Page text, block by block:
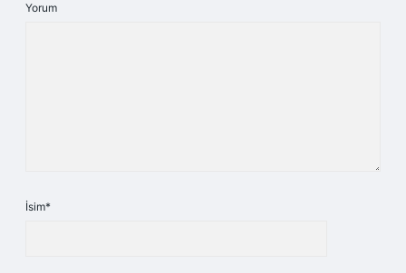
Yorum
İsim*